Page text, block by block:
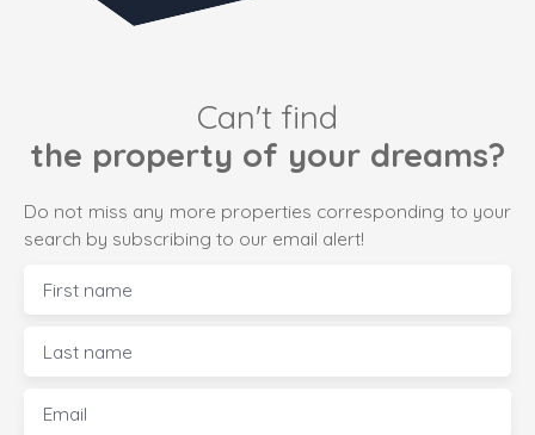
Can't find
the property of your dreams?
Do not miss any more properties corresponding to your
search by subscribing to our email alert!
First name
Last name
Email